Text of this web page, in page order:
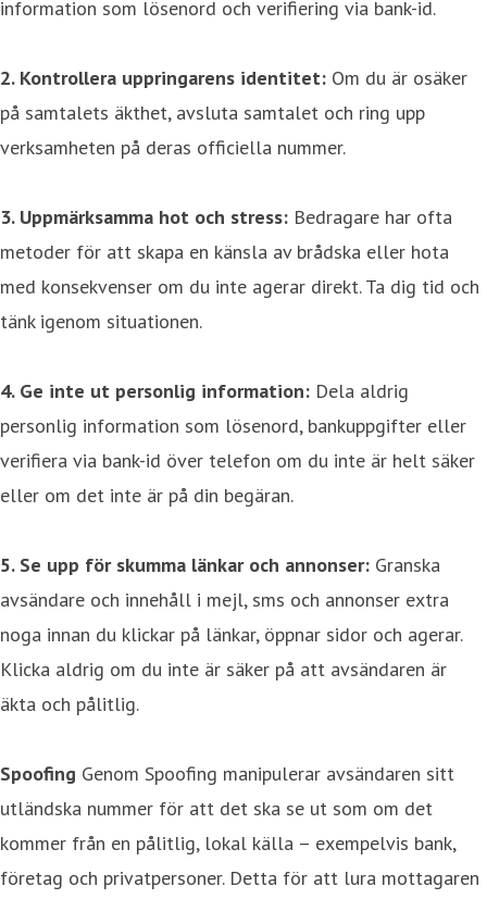
information som lösenord och verifiering via bank-id.
2. Kontrollera uppringarens identitet: Om du är osäker
på samtalets äkthet, avsluta samtalet och ring upp
verksamheten på deras officiella nummer.
3. Uppmärksamma hot och stress: Bedragare har ofta
metoder för att skapa en känsla av brådska eller hota
med konsekvenser om du inte agerar direkt. Ta dig tid och
tänk igenom situationen.
4. Ge inte ut personlig information: Dela aldrig
personlig information som lösenord, bankuppgifter eller
verifiera via bank-id över telefon om du inte är helt säker
eller om det inte är på din begäran.
5. Se upp för skumma länkar och annonser: Granska
avsändare och innehåll i mejl, sms och annonser extra
noga innan du klickar på länkar, öppnar sidor och agerar.
Klicka aldrig om du inte är säker på att avsändaren är
äkta och pålitlig.
Spoofing Genom Spoofing manipulerar avsändaren sitt
utländska nummer för att det ska se ut som om det
kommer från en pålitlig, lokal källa – exempelvis bank,
företag och privatpersoner. Detta för att lura mottagaren